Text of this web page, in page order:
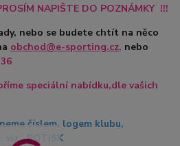
NAPIŠTE DO POZNÁMKY !!!
nebo se budete chtít na něco
obchod@e-sporting.cz, nebo
speciální nabídku,dle vašich
číslem, logem klubu,
viz. POTISK